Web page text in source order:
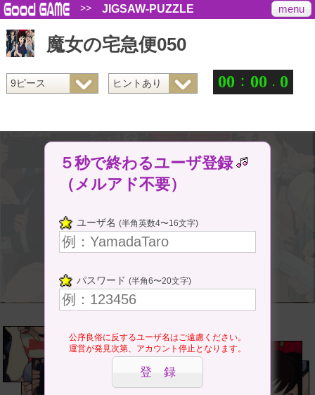
>> JIGSAW-PUZZLE menu
魔女の宅急便050
00 ： 00 . 0
５秒で終わるユーザ登録
（メルアド不要）
ユーザ名 (半角英数4〜16文字)
パスワード (半角6〜20文字)
公序良俗に反するユーザ名はご遠慮ください。
運営が発見次第、アカウント停止となります。